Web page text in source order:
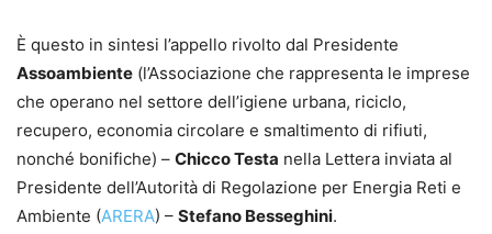
È questo in sintesi l’appello rivolto dal Presidente
Assoambiente (l’Associazione che rappresenta le imprese
che operano nel settore dell’igiene urbana, riciclo,
recupero, economia circolare e smaltimento di rifiuti,
nonché bonifiche) – Chicco Testa nella Lettera inviata al
Presidente dell’Autorità di Regolazione per Energia Reti e
Ambiente (ARERA) – Stefano Besseghini.